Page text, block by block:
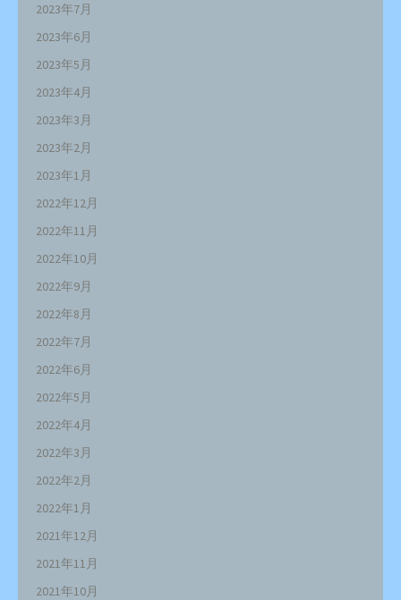
2023年7月
2023年6月
2023年5月
2023年4月
2023年3月
2023年2月
2023年1月
2022年12月
2022年11月
2022年10月
2022年9月
2022年8月
2022年7月
2022年6月
2022年5月
2022年4月
2022年3月
2022年2月
2022年1月
2021年12月
2021年11月
2021年10月